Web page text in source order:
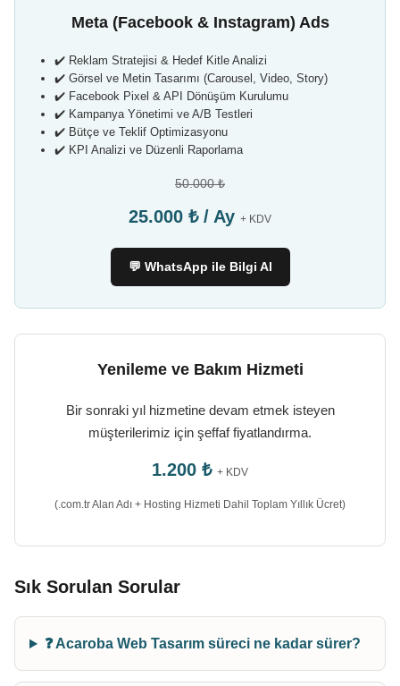
Meta (Facebook & Instagram) Ads
✔️ Reklam Stratejisi & Hedef Kitle Analizi
✔️ Görsel ve Metin Tasarımı (Carousel, Video, Story)
✔️ Facebook Pixel & API Dönüşüm Kurulumu
✔️ Kampanya Yönetimi ve A/B Testleri
✔️ Bütçe ve Teklif Optimizasyonu
✔️ KPI Analizi ve Düzenli Raporlama
50.000 ₺
25.000 ₺ / Ay + KDV
💬 WhatsApp ile Bilgi Al
Yenileme ve Bakım Hizmeti
Bir sonraki yıl hizmetine devam etmek isteyen
müşterilerimiz için şeffaf fiyatlandırma.
1.200 ₺ + KDV
(.com.tr Alan Adı + Hosting Hizmeti Dahil Toplam Yıllık Ücret)
Sık Sorulan Sorular
❓ Acaroba Web Tasarım süreci ne kadar sürer?